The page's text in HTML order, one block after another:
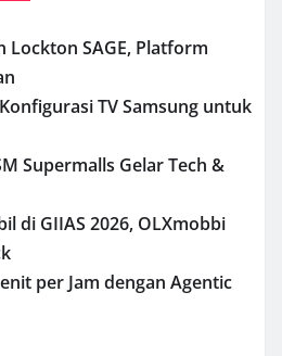
SAGE, Platform
TV Samsung untuk
Supermalls Gelar Tech &
di GIIAS 2026, OLXmobbi
per Jam dengan Agentic